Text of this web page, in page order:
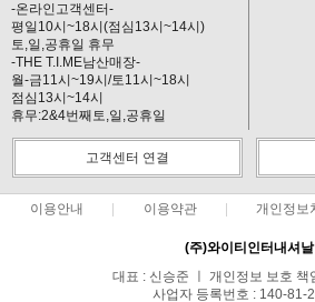
-온라인고객센터-
평일10시~18시(점심13시~14시)
토,일,공휴일 휴무
-THE T.I.ME남산매장-
월-금11시~19시/토11시~18시
점심13시~14시
휴무:2&4번째토,일,공휴일
고객센터 연결
이용안내 이용약관 개인정보
(주)와이티인터내셔날
대표 : 신승준 ㅣ 개인정보 보호 책
사업자 등록번호 : 140-81-